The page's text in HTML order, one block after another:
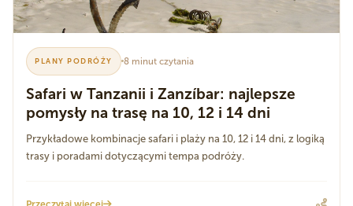
PLANY PODRÓŻY 8 minut czytania
Safari w Tanzanii i Zanzíbar: najlepsze
pomysły na trasę na 10, 12 i 14 dni
Przykładowe kombinacje safari i plaży na 10, 12 i 14 dni, z logiką
trasy i poradami dotyczącymi tempa podróży.